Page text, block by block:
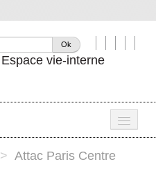
Ok
Espace vie-interne
> Attac Paris Centre